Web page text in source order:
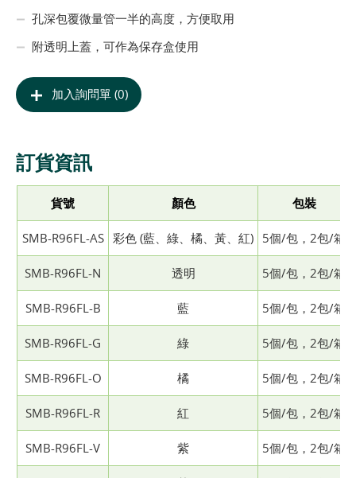
孔深包覆微量管一半的高度，方便取用
附透明上蓋，可作為保存盒使用
加入詢問單 (0)
訂貨資訊
貨號 顏色 包裝
SMB-R96FL-AS 彩色 (藍、綠、橘、黃、紅) 5個/包，2包/箱
SMB-R96FL-N 透明 5個/包，2包/箱
SMB-R96FL-B 藍 5個/包，2包/箱
SMB-R96FL-G 綠 5個/包，2包/箱
SMB-R96FL-O 橘 5個/包，2包/箱
SMB-R96FL-R 紅 5個/包，2包/箱
SMB-R96FL-V 紫 5個/包，2包/箱